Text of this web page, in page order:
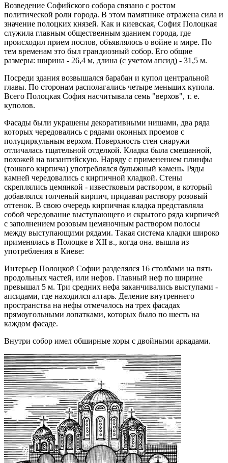
Возведение Софийского собора связано с ростом
политической роли города. В этом памятнике отражена сила и
значение полоцких князей. Как и киевская, София Полоцкая
служила главным общественным зданием города, где
происходил прием послов, объявлялось о войне и мире. По
тем временам это был грандиозный собор. Его общие
размеры: ширина - 26,4 м, длина (с учетом апсид) - 31,5 м.
Посреди здания возвышался барабан и купол центральной
главы. По сторонам располагались четыре меньших купола.
Всего Полоцкая София насчитывала семь "верхов", т. е.
куполов.
Фасады были украшены декоративными нишами, два ряда
которых чередовались с рядами оконных проемов с
полуциркульным верхом. Поверхность стен снаружи
отличалась тщательной отделкой. Кладка была смешанной,
похожей на византийскую. Наряду с применением плинфы
(тонкого кирпича) употреблялся булыжный камень. Ряды
камней чередовались с кирпичной кладкой. Стены
скреплялись цемянкой - известковым раствором, в который
добавлялся толченый кирпич, придавая раствору розовый
оттенок. В свою очередь кирпичная кладка представляла
собой чередование выступающего и скрытого ряда кирпичей
с заполнением розовым цемяночным раствором полосы
между выступающими рядами. Такая система кладки широко
применялась в Полоцке в XII в., когда она. вышла из
употребления в Киеве:
Интерьер Полоцкой Софии разделялся 16 столбами на пять
продольных частей, или нефов. Главный неф по ширине
превышал 5 м. Три средних нефа заканчивались выступами -
апсидами, где находился алтарь. Деление внутреннего
пространства на нефы отмечалось на трех фасадах
прямоугольными лопатками, которых было по шесть на
каждом фасаде.
Внутри собор имел обширные хоры с двойными аркадами.